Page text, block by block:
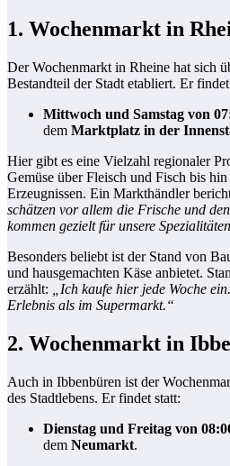
1. Wochenmarkt in
Der Wochenmarkt in Rheine hat sich
Bestandteil der Stadt etabliert. Er findet
Mittwoch und Samstag von
dem Marktplatz in der
Hier gibt es eine Vielzahl regionaler
Gemüse über Fleisch und Fisch bis
Erzeugnissen. Ein Markthändler
schätzen vor allem die Frische und
kommen gezielt für unsere
Besonders beliebt ist der Stand von
und hausgemachten Käse anbietet.
erzählt:
„Ich kaufe hier jede Woche
Erlebnis als im Supermarkt.“
2. Wochenmarkt in
Auch in Ibbenbüren ist der
des Stadtlebens. Er findet statt:
Dienstag und Freitag von
dem Neumarkt.